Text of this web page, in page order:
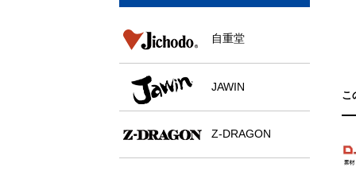
自重堂
JAWIN
Z-DRAGON
こ